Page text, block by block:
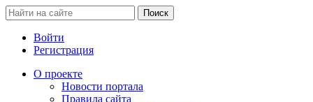
Войти
Регистрация
О проекте
Новости портала
Правила сайта